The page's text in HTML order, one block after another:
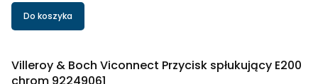
Do koszyka
Villeroy & Boch Viconnect Przycisk spłukujący E200